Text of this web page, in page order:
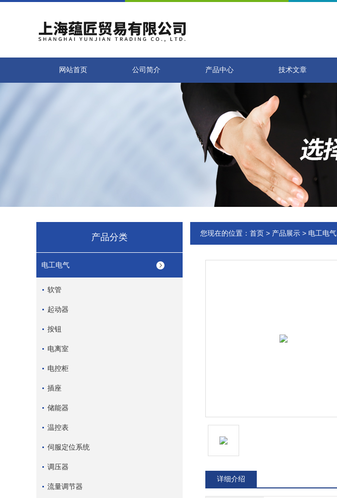
网站首页 公司简介 产品中心 技术文章
产品分类
电工电气
软管
起动器
按钮
电离室
电控柜
插座
储能器
温控表
伺服定位系统
调压器
流量调节器
您现在的位置： 首页 > 产品展示 > 电工电气
详细介绍